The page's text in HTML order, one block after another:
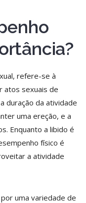
refere-se à
atos sexuais de
duração da atividade
uma ereção, e a
Enquanto a libido é
físico é
a atividade
uma variedade de